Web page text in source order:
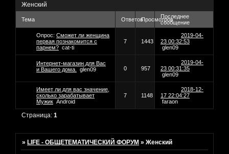
Женский
Тема ОтветовПросмотровПоследнее
сообщение
Опрос: Сможет ли женщина
первая познакомится с
парнем? cat-ti
7 1443
2019-04-
23 00:32:53
glen09
Интернет-магазин для Вас
и Вашего дома.
glen09 0 957
2019-04-
23 00:31:35
glen09
Имеет ли для вас значение,
сколько зарабатывает
Мужик Android
7 1148
2018-12-
17 22:04:27
faraon
Страница:1
»LIFE - ОБЩЕТЕМАТИЧЕСКИЙ ФОРУМ »Женский